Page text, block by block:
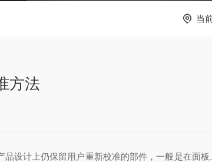
当
方法
设计上仍保留用户重新校准的部件，一般是在面